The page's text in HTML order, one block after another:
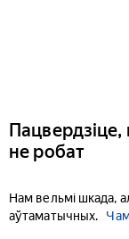
Пацвердзіце,
не робат
Нам вельмі шкада,
аўтаматычных.